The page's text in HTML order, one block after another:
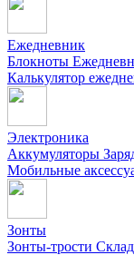
Ежедневник
Блокноты
Калькулятор
Электроника
Аккумуляторы
Мобильные
Зонты
Зонты-трости